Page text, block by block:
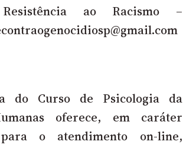
ao Racismo –
do Curso de Psicologia da
oferece, em caráter
o atendimento on-line,